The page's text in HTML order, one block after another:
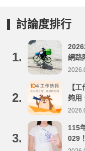
討論度排行
1.
網路
事項
2.
【
夠用
3.
115
029